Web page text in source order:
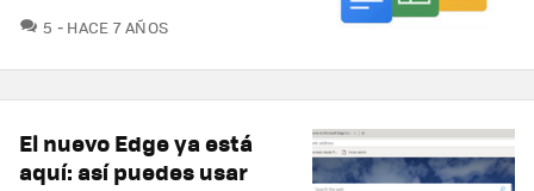
5 COMENTARIOS
HACE 7 AÑOS
El nuevo Edge ya está
aquí: así puedes usar